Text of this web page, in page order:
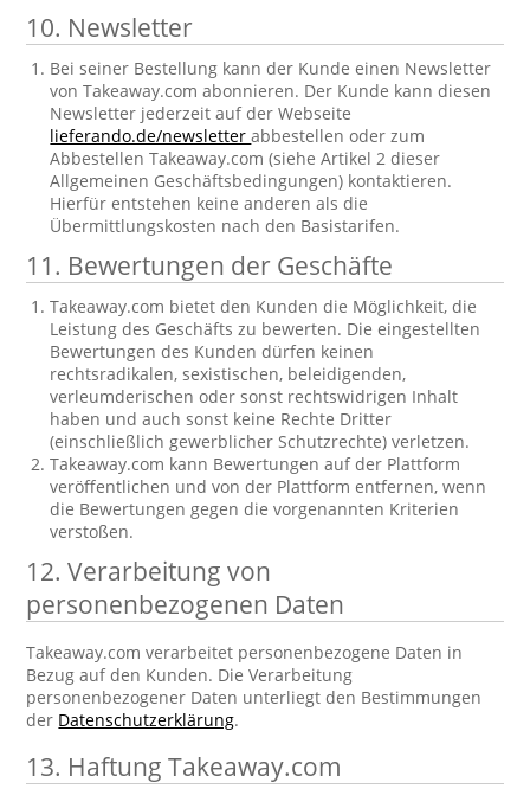
10. Newsletter
Bei seiner Bestellung kann der Kunde einen Newsletter
von Takeaway.com abonnieren. Der Kunde kann diesen
Newsletter jederzeit auf der Webseite
lieferando.de/newsletterabbestellen oder zum
Abbestellen Takeaway.com (siehe Artikel 2 dieser
Allgemeinen Geschäftsbedingungen) kontaktieren.
Hierfür entstehen keine anderen als die
Übermittlungskosten nach den Basistarifen.
11. Bewertungen der Geschäfte
Takeaway.com bietet den Kunden die Möglichkeit, die
Leistung des Geschäfts zu bewerten. Die eingestellten
Bewertungen des Kunden dürfen keinen
rechtsradikalen, sexistischen, beleidigenden,
verleumderischen oder sonst rechtswidrigen Inhalt
haben und auch sonst keine Rechte Dritter
(einschließlich gewerblicher Schutzrechte) verletzen.
Takeaway.com kann Bewertungen auf der Plattform
veröffentlichen und von der Plattform entfernen, wenn
die Bewertungen gegen die vorgenannten Kriterien
verstoßen.
12. Verarbeitung von
personenbezogenen Daten
Takeaway.com verarbeitet personenbezogene Daten in
Bezug auf den Kunden. Die Verarbeitung
personenbezogener Daten unterliegt den Bestimmungen
der Datenschutzerklärung.
13. Haftung Takeaway.com